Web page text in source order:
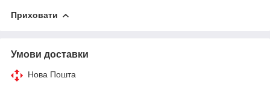
Приховати
Умови доставки
Нова Пошта